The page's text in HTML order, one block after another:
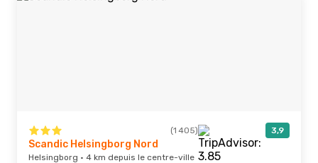
(1 405) 3,9
Scandic Helsingborg Nord
Helsingborg · 4 km depuis le centre-ville